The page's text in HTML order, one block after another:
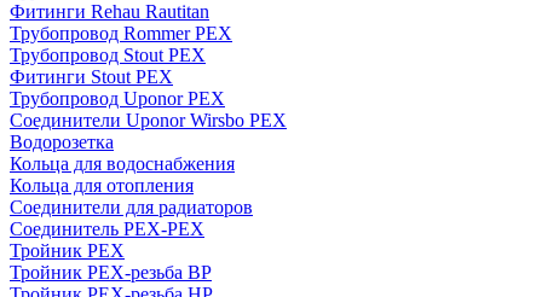
Фитинги Rehau Rautitan
Трубопровод Rommer PEX
Трубопровод Stout PEX
Фитинги Stout PEX
Трубопровод Uponor PEX
Соединители Uponor Wirsbo PEX
Водорозетка
Кольца для водоснабжения
Кольца для отопления
Соединители для радиаторов
Соединитель PEX-PEX
Тройник PEX
Тройник PEX-резьба ВР